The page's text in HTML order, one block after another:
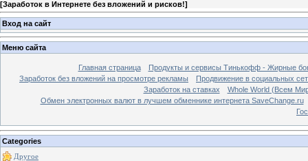
[Заработок в Интернете без вложений и рисков!]
Вход на сайт
Меню сайта
Главная страница
Продукты и сервисы Тинькофф - Жирные
Заработок без вложений на просмотре рекламы
Продвижение в социальных
Заработок на ставках
Whole World (Всем
Обмен электронных валют в лучшем обменнике интернета SaveChange.ru
Categories
Другое